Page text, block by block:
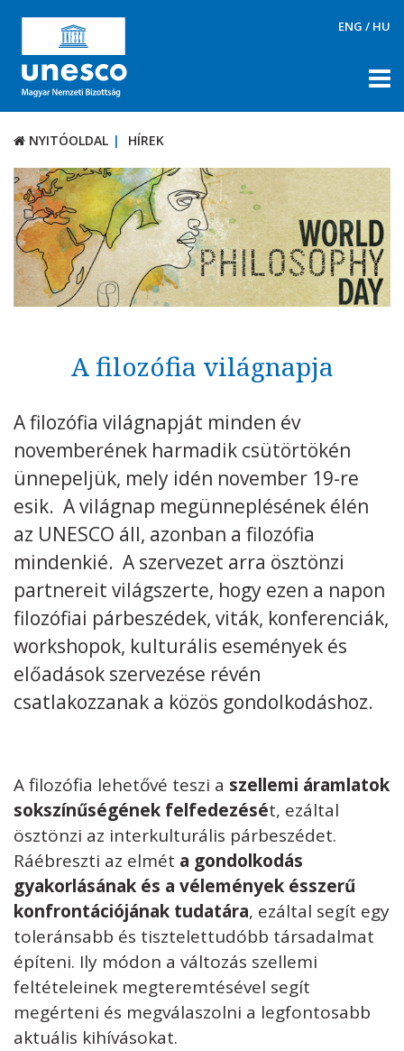
ENG / HU
NYITÓOLDAL HÍREK
RÓLUNK
TÉMÁK
DOKUMENTUMTÁR
PÁLYÁZATOK / DÍJAK
Kövess minket unescohungary
Adatkezelési tájékoztató Impresszum
Technikai információk
NYITÓOLDAL HÍREK
A filozófia világnapja
A filozófia világnapját minden év
novemberének harmadik csütörtökén
ünnepeljük, mely idén november 19-re
esik. A világnap megünneplésének élén
az UNESCO áll, azonban a filozófia
mindenkié. A szervezet arra ösztönzi
partnereit világszerte, hogy ezen a napon
filozófiai párbeszédek, viták, konferenciák,
workshopok, kulturális események és
előadások szervezése révén
csatlakozzanak a közös gondolkodáshoz.
A filozófia lehetővé teszi a szellemi áramlatok
sokszínűségének felfedezését, ezáltal
ösztönzi az interkulturális párbeszédet.
Ráébreszti az elmét a gondolkodás
gyakorlásának és a vélemények ésszerű
konfrontációjának tudatára, ezáltal segít egy
toleránsabb és tisztelettudóbb társadalmat
építeni. Ily módon a változás szellemi
feltételeinek megteremtésével segít
megérteni és megválaszolni a legfontosabb
aktuális kihívásokat.